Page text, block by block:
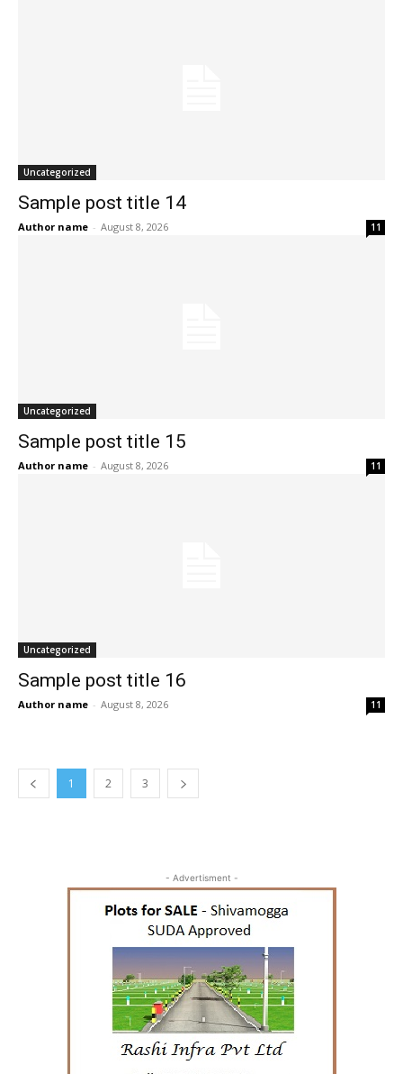
Uncategorized
Sample post title 14
Author name - August 8, 2026 11
Uncategorized
Sample post title 15
Author name - August 8, 2026 11
Uncategorized
Sample post title 16
Author name - August 8, 2026 11
1 2 3
- Advertisment -